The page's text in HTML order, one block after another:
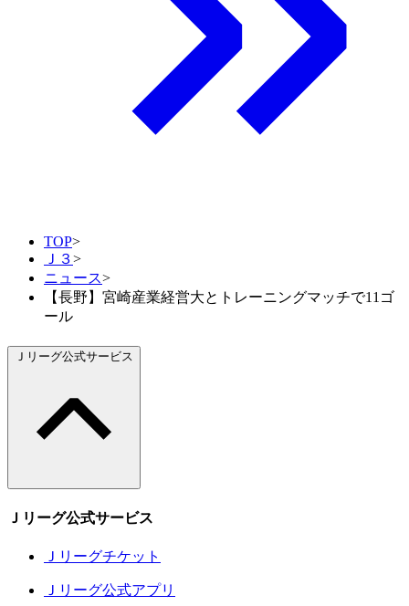
TOP>
Ｊ３>
ニュース>
【長野】宮崎産業経営大とトレーニングマッチで11ゴ
ール
Ｊリーグ公式サービス
Ｊリーグ公式サービス
Ｊリーグチケット
Ｊリーグ公式アプリ